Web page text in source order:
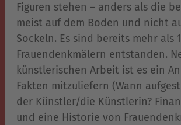
Figuren stehen – anders als die
meist auf dem Boden und nicht
Sockeln. Es sind bereits mehr als
Frauendenkmälern entstanden.
künstlerischen Arbeit ist es ein
Fakten mitzuliefern (Wann
der Künstler/die Künstlerin?
und eine Historie von